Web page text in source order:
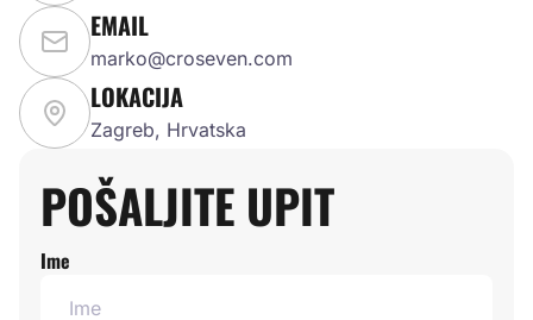
EMAIL
marko@croseven.com
LOKACIJA
Zagreb, Hrvatska
POŠALJITE UPIT
Ime